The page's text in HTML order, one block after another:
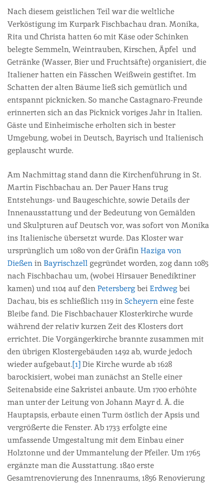
Nach diesem geistlichen Teil war die weltliche
Verköstigung im Kurpark Fischbachau dran. Monika,
Rita und Christa hatten 60 mit Käse oder Schinken
belegte Semmeln, Weintrauben, Kirschen, Äpfel und
Getränke (Wasser, Bier und Fruchtsäfte) organisiert, die
Italiener hatten ein Fässchen Weißwein gestiftet. Im
Schatten der alten Bäume ließ sich gemütlich und
entspannt picknicken. So manche Castagnaro-Freunde
erinnerten sich an das Picknick voriges Jahr in Italien.
Gäste und Einheimische erholten sich in bester
Umgebung, wobei in Deutsch, Bayrisch und Italienisch
geplauscht wurde.
Am Nachmittag stand dann die Kirchenführung in St.
Martin Fischbachau an. Der Pauer Hans trug
Entstehungs- und Baugeschichte, sowie Details der
Innenausstattung und der Bedeutung von Gemälden
und Skulpturen auf Deutsch vor, was sofort von Monika
ins Italienische übersetzt wurde. Das Kloster war
ursprünglich um 1080 von der GräfinHaziga von
DießeninBayrischzell gegründet worden, zog dann 1085
nach Fischbachau um, (wobei Hirsauer Benediktiner
kamen) und 1104 auf denPetersbergbeiErdwegbei
Dachau, bis es schließlich 1119 inScheyerneine feste
Bleibe fand. Die Fischbachauer Klosterkirche wurde
während der relativ kurzen Zeit des Klosters dort
errichtet. Die Vorgängerkirche brannte zusammen mit
den übrigen Klostergebäuden 1492 ab, wurde jedoch
wieder aufgebaut.[1]Die Kirche wurde ab 1628
barockisiert, wobei man zunächst an Stelle einer
Seitenabside eine Sakristei anbaute. Um 1700 erhöhte
man unter der Leitung von Johann Mayr d. Ä. die
Hauptapsis, erbaute einen Turm östlich der Apsis und
vergrößerte die Fenster. Ab 1733 erfolgte eine
umfassende Umgestaltung mit dem Einbau einer
Holztonne und der Ummantelung der Pfeiler. Um 1765
ergänzte man die Ausstattung. 1840 erste
Gesamtrenovierung des Innenraums, 1856 Renovierung